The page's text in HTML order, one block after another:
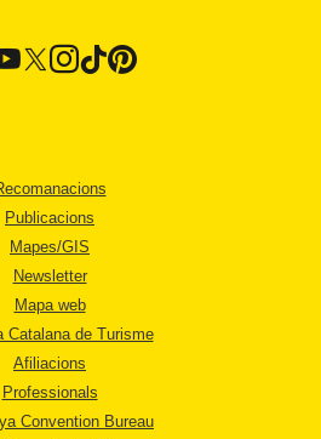
Publicacions
Mapes/GIS
Newsletter
Mapa web
Catalana de Turisme
Afiliacions
Professionals
Convention Bureau